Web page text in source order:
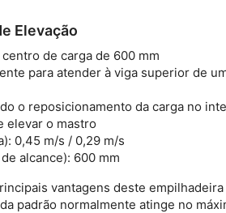
Elevação
de carga de 600 mm
para atender à viga superior de
o reposicionamento da carga no
elevar o mastro
0,45 m/s / 0,29 m/s
alcance): 600 mm
vantagens deste
padrão normalmente atinge no